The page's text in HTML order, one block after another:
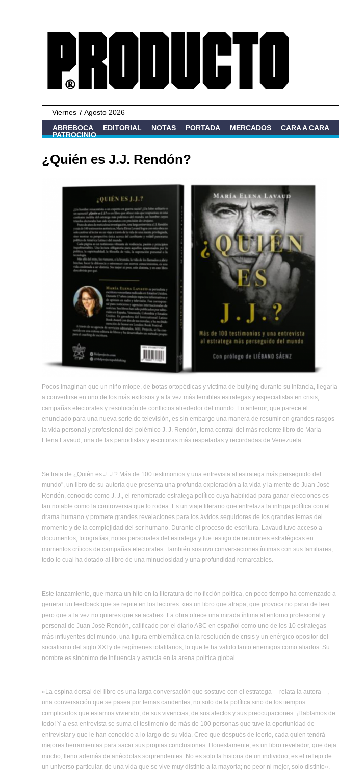
Viernes 7 Agosto 2026
ABREBOCA
EDITORIAL NOTAS PORTADA MERCADOS CARA A CARA
PATROCINIO
¿Quién es J.J. Rendón?
Pocos imaginan que un niño miope, de botas ortopédicas y víctima de bullying durante su infancia, llegaría
a convertirse en uno de los más exitosos y a la vez más temibles estrategas y especialistas en crisis,
campañas electorales y resolución de conflictos alrededor del mundo. Lo anterior, que parece el
enunciado para una nueva serie de televisión, es sin embargo una manera de resumir en grandes rasgos
la vida personal y profesional del polémico J. J. Rendón, tema central del más reciente libro de María
Elena Lavaud, una de las periodistas y escritoras más respetadas y recordadas de Venezuela.
Se trata de ¿Quién es J. J.? Más de 100 testimonios y una entrevista al estratega más perseguido del
mundo", un libro de su autoría que presenta una profunda exploración a la vida y la mente de Juan José
Rendón, conocido como J. J., el renombrado estratega político cuya habilidad para ganar elecciones es
tan notable como la controversia que lo rodea. Es un viaje literario que entrelaza la intriga política con el
drama humano y promete grandes revelaciones para los ávidos seguidores de los grandes temas del
momento y de la complejidad del ser humano. Durante el proceso de escritura, Lavaud tuvo acceso a
documentos, fotografías, notas personales del estratega y fue testigo de reuniones estratégicas en
momentos críticos de campañas electorales. También sostuvo conversaciones íntimas con sus familiares,
todo lo cual ha dotado al libro de una minuciosidad y una profundidad remarcables.
Este lanzamiento, que marca un hito en la literatura de no ficción política, en poco tiempo ha comenzado a
generar un feedback que se repite en los lectores: «es un libro que atrapa, que provoca no parar de leer
pero que a la vez no quieres que se acabe». La obra ofrece una mirada íntima al entorno profesional y
personal de Juan José Rendón, calificado por el diario ABC en español como uno de los 10 estrategas
más influyentes del mundo, una figura emblemática en la resolución de crisis y un enérgico opositor del
socialismo del siglo XXI y de regímenes totalitarios, lo que le ha valido tanto enemigos como aliados. Su
nombre es sinónimo de influencia y astucia en la arena política global.
«La espina dorsal del libro es una larga conversación que sostuve con el estratega —relata la autora—,
una conversación que se pasea por temas candentes, no solo de la política sino de los tiempos
complicados que estamos viviendo, de sus vivencias, de sus afectos y sus preocupaciones. ¡Hablamos de
todo! Y a esa entrevista se suma el testimonio de más de 100 personas que tuve la oportunidad de
entrevistar y que le han conocido a lo largo de su vida. Creo que después de leerlo, cada quien tendrá
mejores herramientas para sacar sus propias conclusiones. Honestamente, es un libro revelador, que deja
mucho, lleno además de anécdotas sorprendentes. No es solo la historia de un individuo, es el reflejo de
un universo particular, de una vida que se vive muy distinto a la mayoría; no peor ni mejor, solo distinto».